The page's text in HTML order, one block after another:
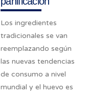
Los ingredientes
tradicionales se van
reemplazando según
las nuevas tendencias
de consumo a nivel
mundial y el huevo es